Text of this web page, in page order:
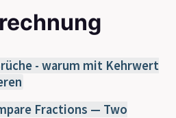
- warum mit Kehrwert
Fractions — Two